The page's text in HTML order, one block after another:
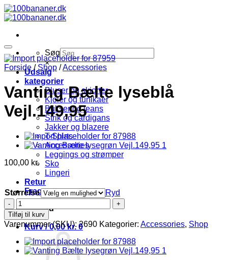
Fortsæt
til
Søg
×
Udsalg
kategorier
Bluser og skjorter
Kjoler og tunikaer
Bukser og jeans
Strik og cardigans
Jakker og blazere
T-Shirts
Accessories
Leggings og strømper
Sko
Lingeri
Retur
Fragt
Log ind
Kurv /0,00kr. 0
Forside / Shop /Accessories
Vanting Bælte lyseblå
Vejl.149,95
100,00 kr.
Størrelse
Ryd
Vanting
Bælte
lyseblå
Vejl.149,95
antal
Tilføj til kurv
Varenummer (SKU):2690 Kategorier: Accessories, Shop